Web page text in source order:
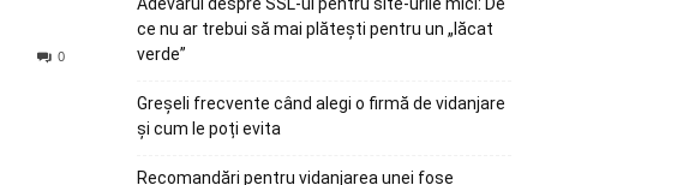
0
ce nu ar trebui să mai plătești pentru un „lăcat
verde”
Greșeli frecvente când alegi o firmă de vidanjare
și cum le poți evita
Recomandări pentru vidanjarea unei fose